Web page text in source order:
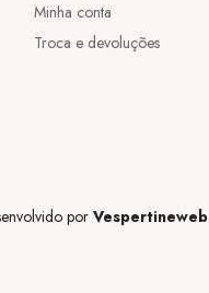
Minha conta
Troca e devoluções
porVespertineweb